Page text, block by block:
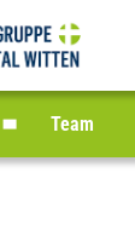
Team